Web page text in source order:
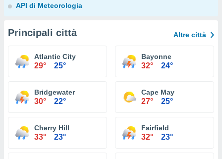
API di Meteorologia
Principali città Altre città
Atlantic City
29° 25°
Bayonne
32° 24°
Bridgewater
30° 22°
Cape May
27° 25°
Cherry Hill
33° 23°
Fairfield
32° 23°